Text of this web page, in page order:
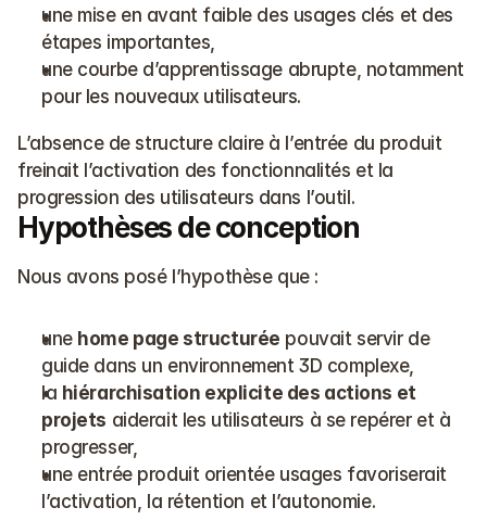
une mise en avant faible des usages clés et des
étapes importantes,
une courbe d’apprentissage abrupte, notamment
pour les nouveaux utilisateurs.
L’absence de structure claire à l’entrée du produit
freinait l’activation des fonctionnalités et la
progression des utilisateurs dans l’outil.
Hypothèses de conception
Nous avons posé l’hypothèse que :
une home page structurée pouvait servir de
guide dans un environnement 3D complexe,
la hiérarchisation explicite des actions et
projets aiderait les utilisateurs à se repérer et à
progresser,
une entrée produit orientée usages favoriserait
l’activation, la rétention et l’autonomie.